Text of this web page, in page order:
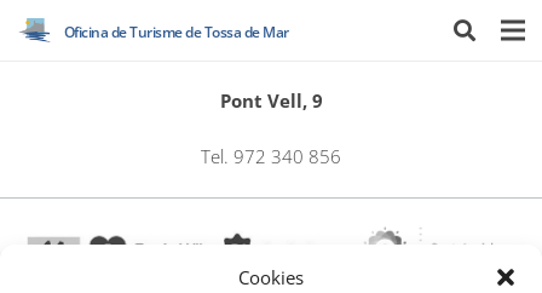
Cookies
Oficina de Turisme de Tossa de Mar
Pont Vell, 9
Tel. 972 340 856